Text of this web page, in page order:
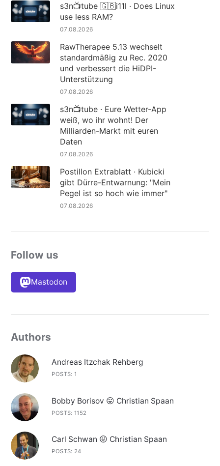
s3n📺tube 🇬🇧i11l · Does Linux
use less RAM?
07.08.2026
RawTherapee 5.13 wechselt
standardmäßig zu Rec. 2020
und verbessert die HiDPI-
Unterstützung
07.08.2026
s3n📺tube · Eure Wetter-App
weiß, wo ihr wohnt! Der
Milliarden-Markt mit euren
Daten
07.08.2026
Postillon Extrablatt · Kubicki
gibt Dürre-Entwarnung: "Mein
Pegel ist so hoch wie immer"
07.08.2026
Follow us
Mastodon
Authors
Andreas Itzchak Rehberg
POSTS: 1
Bobby Borisov 😛 Christian Spaan
POSTS: 1152
Carl Schwan 😛 Christian Spaan
POSTS: 24